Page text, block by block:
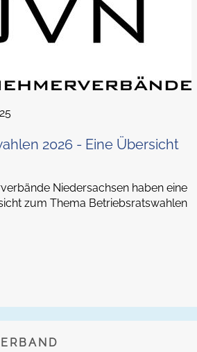
2026 - Eine Übersicht
Niedersachsen haben eine
zum Thema Betriebsratswahlen